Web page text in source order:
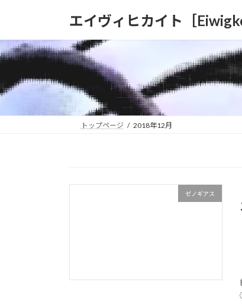
ン
ツ
ス
ー
シ
ン
エイヴィヒカイト［
トップページ 2018年12月
ゼノギアス